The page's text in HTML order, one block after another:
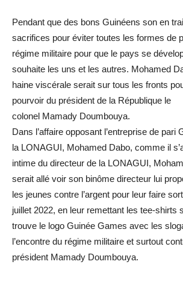
Pendant que des bons Guinéens son en
sacrifices pour éviter toutes les formes de
régime militaire pour que le pays se
souhaite les uns et les autres. Mohamed
haine viscérale serait sur tous les fronts
pourvoir du président de la République le
colonel Mamady Doumbouya.
Dans l’affaire opposant l’entreprise de pari
la LONAGUI, Mohamed Dabo, comme il
intime du directeur de la LONAGUI,
serait allé voir son binôme directeur lui
les jeunes contre l’argent pour leur faire
juillet 2022, en leur remettant les tee-shirts
trouve le logo Guinée Games avec les
l’encontre du régime militaire et surtout
président Mamady Doumbouya.